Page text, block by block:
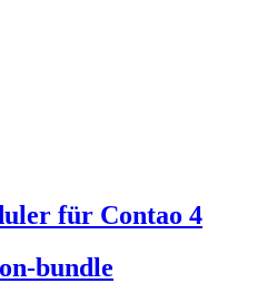
für Contao 4
bundle